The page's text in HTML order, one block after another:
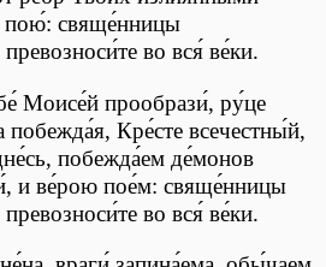
пою́: свяще́нницы
во вся́ ве́ки.
Моисе́й прообрази́, ру́це
Кре́сте всечестны́й,
побежда́ем де́монов
и ве́рою пое́м: свяще́нницы
во вся́ ве́ки.